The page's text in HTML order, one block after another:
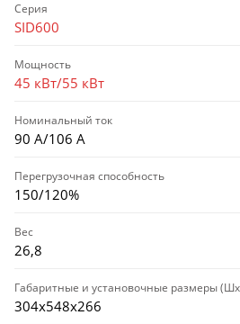
Серия
SID600
Мощность
45 кВт/55 кВт
Номинальный ток
90 А/106 А
Перегрузочная способность
150/120%
Вес
26,8
Габаритные и установочные размеры
304х548х266